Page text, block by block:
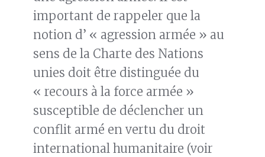
important de rappeler que la
notion d’ « agression armée » au
sens de la Charte des Nations
unies doit être distinguée du
« recours à la force armée »
susceptible de déclencher un
conflit armé en vertu du droit
international humanitaire (voir